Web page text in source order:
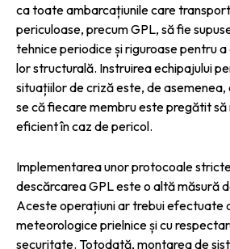
ca toate ambarcațiunile care
periculoase, precum GPL, să fie
tehnice periodice și riguroase pentru
lor structurală. Instruirea echipajului
situațiilor de criză este, de asemenea,
se că fiecare membru este pregătit
eficient în caz de pericol.
Implementarea unor protocoale
descărcarea GPL este o altă măsură
Aceste operațiuni ar trebui efectuate
meteorologice prielnice și cu
securitate. Totodată, montarea de